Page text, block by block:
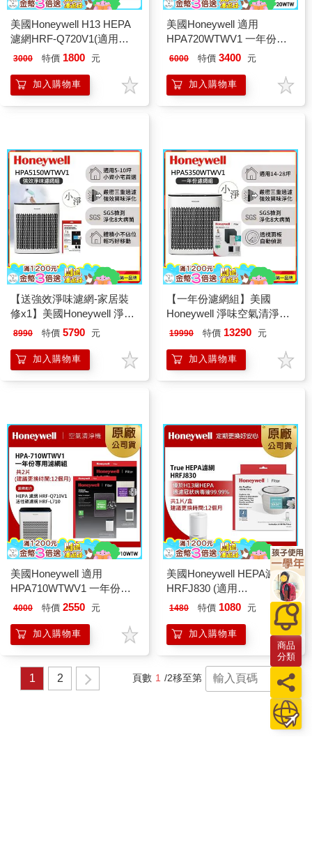
美國Honeywell H13 HEPA
濾網HRF-Q720V1(適用
HPA720WTWV1)
3000 特價 1800 元
加入購物車
美國Honeywell 適用
HPA720WTWV1 一年份專
用濾網組(HEPA濾網HRF-
HRF-L720)
6000 特價 3400 元
加入購物車
【送強效淨味濾網-家居裝
修x1】美國Honeywell 淨味
空氣清淨機 HPA-
8990 特價 5790 元
加入購物車
【一年份濾網組】美國
Honeywell 淨味空氣清淨機
HPA-5350WTWV1+耗材組
19990 特價 13290 元
加入購物車
美國Honeywell 適用
HPA710WTWV1 一年份專
用濾網組(HEPA濾網HRF-
HRF-L710)
4000 特價 2550 元
加入購物車
美國Honeywell HEPA濾網
HRFJ830 (適用
HPA830WTW)
1480 特價 1080 元
加入購物車
1 2 頁數 1 /2移至第 頁
商品
分類